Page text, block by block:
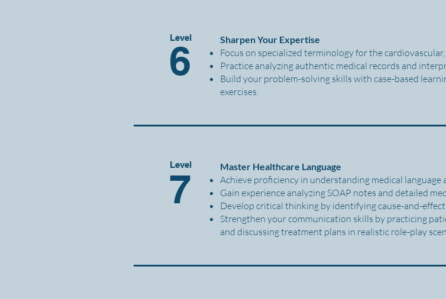
6
Level Sharpen Your Expertise
Focus on specialized terminology for the
Practice analyzing authentic medical records and
Build your problem-solving skills with case-based
exercises.
7
Level Master Healthcare Language
Achieve proficiency in understanding medical language
Gain experience analyzing SOAP notes and detailed
Develop critical thinking by identifying cause-and-
Strengthen your communication skills by practicing
and discussing treatment plans in realistic role-play